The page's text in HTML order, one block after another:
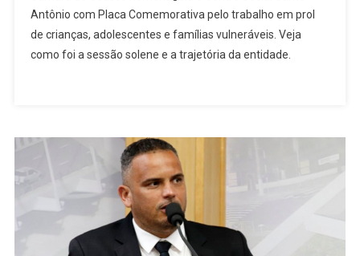
Osasco
Concede
Placa
Santo
Antônio
Por
Serviços
À
Comunidade
Antônio com Placa Comemorativa pelo trabalho em prol
de crianças, adolescentes e famílias vulneráveis. Veja
como foi a sessão solene e a trajetória da entidade.